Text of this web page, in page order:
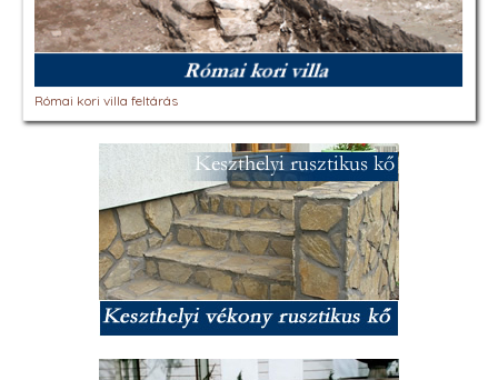
Római kori villa feltárás